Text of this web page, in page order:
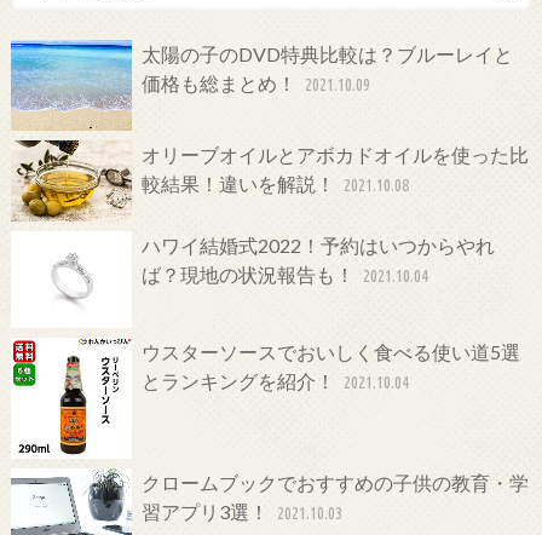
太陽の子のDVD特典比較は？ブルーレイと
価格も総まとめ！
2021.10.09
オリーブオイルとアボカドオイルを使った比
較結果！違いを解説！
2021.10.08
ハワイ結婚式2022！予約はいつからやれ
ば？現地の状況報告も！
2021.10.04
ウスターソースでおいしく食べる使い道5選
とランキングを紹介！
2021.10.04
クロームブックでおすすめの子供の教育・学
習アプリ3選！
2021.10.03